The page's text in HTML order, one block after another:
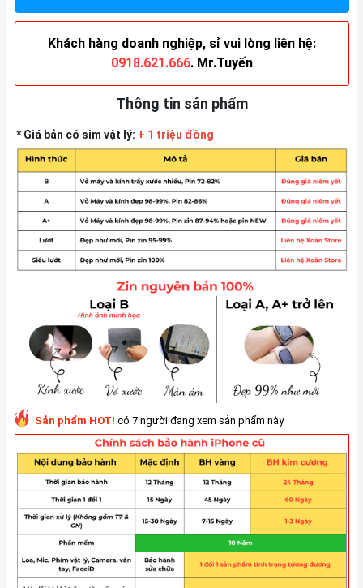
Khách hàng doanh nghiệp, sỉ vui lòng liên hệ:
0918.621.666. Mr.Tuyến
Thông tin sản phẩm
* Giá bản có sim vật lý: + 1 triệu đồng
Sản phẩm HOT! có 7 người đang xem sản phẩm này